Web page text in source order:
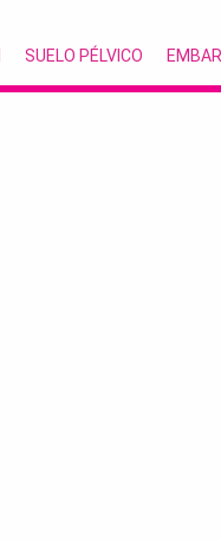
SUELO PÉLVICO